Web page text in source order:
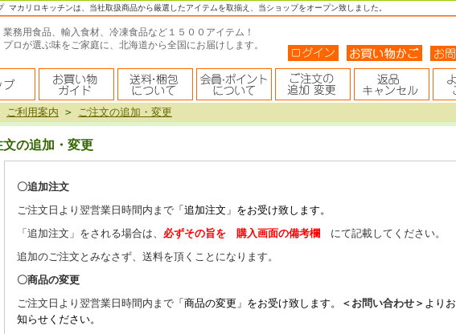
マカリロキッチンは、当社取扱商品から厳選したアイテムを取揃え、当ショップをオープン致しました。
業務用食品、輸入食材、冷凍食品など１５００アイテム！
プロが選ぶ味をご家庭に、北海道から全国にお届けします。
ご利用案内 > ご注文の追加・変更
文の追加・変更
〇追加注文
ご注文日より翌営業日時間内まで「追加注文」をお受け致します。
「追加注文」をされる場合は、 必ずその旨を 購入画面の備考欄
にて記載してください。
追加のご注文とみなさず、送料を頂くことになります。
〇商品の変更
ご注文日より翌営業日時間内まで「 商品の変更」をお受け致します。 ＜お問い合わせ＞ よりお
知らせください。